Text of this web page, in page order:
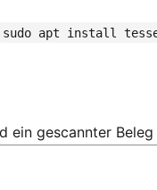
sudo apt install
ein gescannter